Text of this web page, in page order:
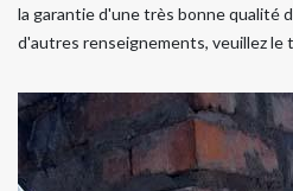
la garantie d'une très bonne qualité
d'autres renseignements, veuillez